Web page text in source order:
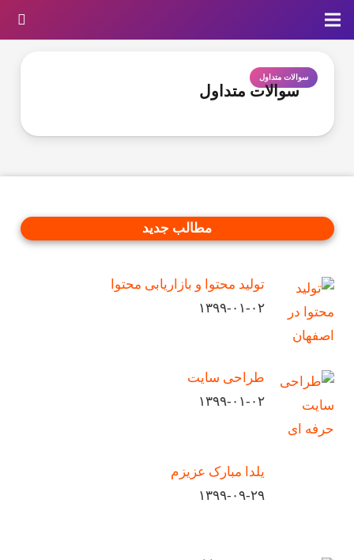
سوالات متداول
سوالات متداول
مطالب جدید
تولید محتوا و بازاریابی محتوا
۱۳۹۹-۰۱-۰۲
طراحی سایت
۱۳۹۹-۰۱-۰۲
یلدا مبارک عزیزم
۱۳۹۹-۰۹-۲۹